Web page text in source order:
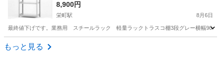
③
8,900円
栄町駅 8月6日
最終値下げです。業務用 スチールラック 軽量ラックトラスコ棚3段グレー横幅
愛知 名古屋市
もっと見る